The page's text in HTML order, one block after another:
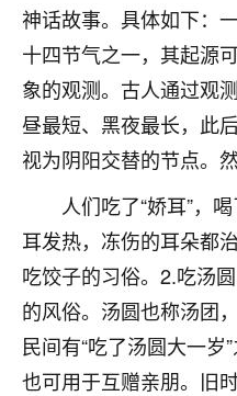
神话故事。具体如下：
十四节气之一，其起源
象的观测。古人通过观
昼最短、黑夜最长，此
视为阴阳交替的节点。然
人们吃了“娇耳”，
耳发热，冻伤的耳朵都
吃饺子的习俗。2.吃汤
的风俗。汤圆也称汤团
民间有“吃了汤圆大一岁
也可用于互赠亲朋。旧
鹿森 ：可怜天下
3小时前 来自河北
付深
我是公司人事调整，
三个，找老师的时候
着我晋升有望，我半
太岁还有一个发钱粮
后，我以为都没戏了
职第一个就是我，职
3000，非常开心，
鹿森：恭喜升职